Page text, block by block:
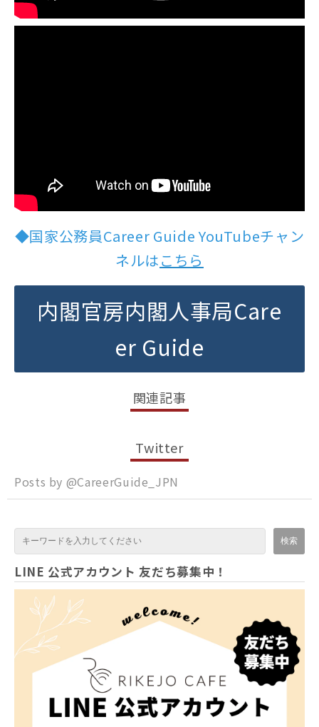
◆国家公務員Career Guide YouTubeチャン
ネルはこちら
内閣官房内閣人事局Care
er Guide
関連記事
Twitter
Posts by @CareerGuide_JPN
LINE 公式アカウント 友だち募集中！